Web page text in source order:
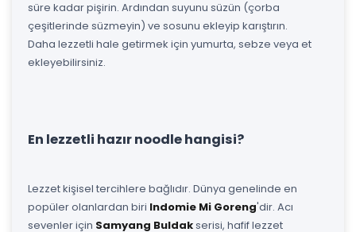
süre kadar pişirin. Ardından suyunu süzün (çorba
çeşitlerinde süzmeyin) ve sosunu ekleyip karıştırın.
Daha lezzetli hale getirmek için yumurta, sebze veya et
ekleyebilirsiniz.
En lezzetli hazır noodle hangisi?
Lezzet kişisel tercihlere bağlıdır. Dünya genelinde en
popüler olanlardan biri Indomie Mi Goreng'dir. Acı
sevenler için Samyang Buldakserisi, hafif lezzet